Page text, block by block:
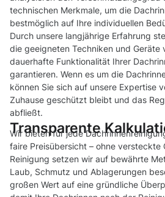
technischen Merkmale, um die
bestmöglich auf Ihre individuellen
Durch unsere langjährige Erfahrung
die geeigneten Techniken und Geräte
dauerhafte Funktionalität Ihrer
garantieren. Wenn es um die
können Sie sich auf unsere Expertise
Zuhause geschützt bleibt und das
abfließt.
Transparente
Wir bieten für jede
faire Preisübersicht – ohne versteckte
Reinigung setzen wir auf bewährte
Laub, Schmutz und Ablagerungen
großen Wert auf eine gründliche